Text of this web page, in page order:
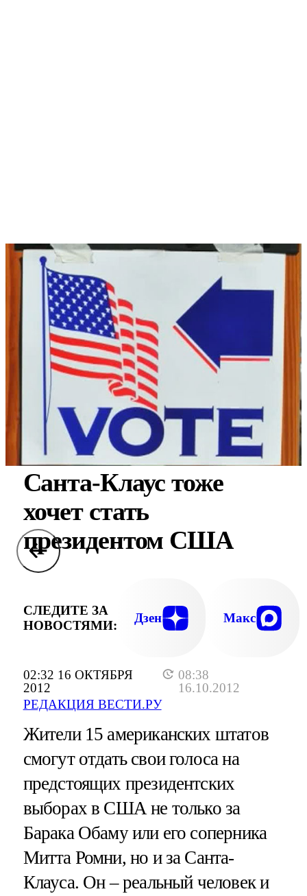
02:32 16 ОКТЯБРЯ
2012
08:38
16.10.2012
РЕДАКЦИЯ ВЕСТИ.РУ
Санта-Клаус тоже
хочет стать
президентом США
СЛЕДИТЕ ЗА
НОВОСТЯМИ:
Дзен Макс
Жители 15 американских штатов
смогут отдать свои голоса на
предстоящих президентских
выборах в США не только за
Барака Обаму или его соперника
Митта Ромни, но и за Санта-
Клауса. Он – реальный человек и